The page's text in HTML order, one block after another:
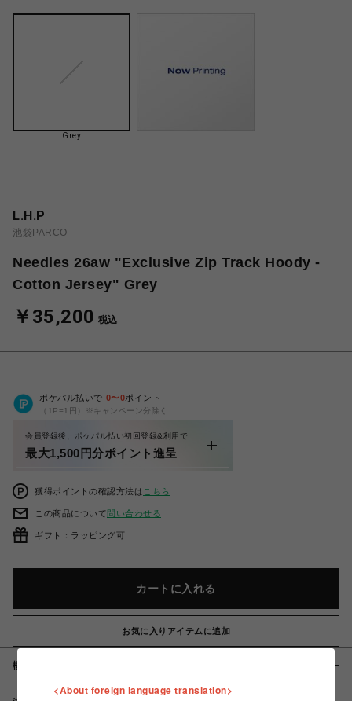
Grey
L.H.P
池袋PARCO
Needles 26aw "Exclusive Zip Track Hoody -
Cotton Jersey" Grey
￥35,200 税込
ポケパル払いで 0〜0ポイント
（1P=1円）※キャンペーン分除く
会員登録後、ポケパル払い初回登録&利用で
最大1,500円分ポイント進呈
獲得ポイントの確認方法は こちら
この商品について問い合わせる
ギフト：ラッピング可
カートに入れる
お気に入りアイテムに追加
概要
<About foreign language translation>